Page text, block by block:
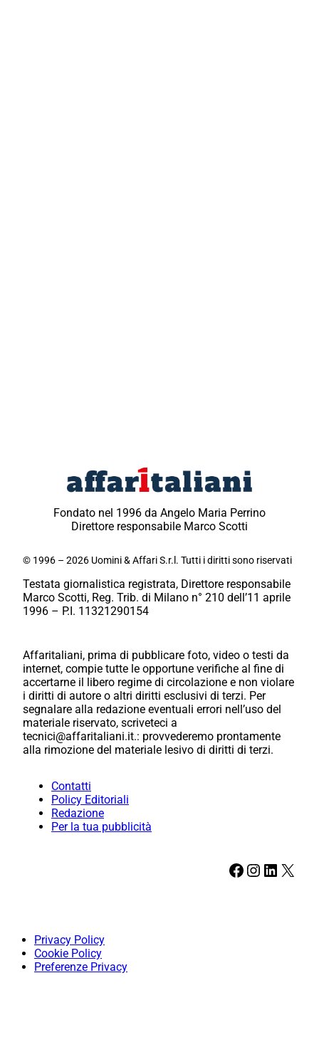
Fondato nel 1996 da Angelo Maria Perrino
Direttore responsabile Marco Scotti
© 1996 – 2026 Uomini & Affari S.r.l. Tutti i diritti sono riservati
Testata giornalistica registrata, Direttore responsabile
Marco Scotti, Reg. Trib. di Milano n° 210 dell’11 aprile
1996 – P.I. 11321290154
Affaritaliani, prima di pubblicare foto, video o testi da
internet, compie tutte le opportune verifiche al fine di
accertarne il libero regime di circolazione e non violare
i diritti di autore o altri diritti esclusivi di terzi. Per
segnalare alla redazione eventuali errori nell’uso del
materiale riservato, scriveteci a
tecnici@affaritaliani.it.: provvederemo prontamente
alla rimozione del materiale lesivo di diritti di terzi.
Contatti
Policy Editoriali
Redazione
Per la tua pubblicità
Facebook Instagram LinkedIn X
Privacy Policy
Cookie Policy
Preferenze Privacy